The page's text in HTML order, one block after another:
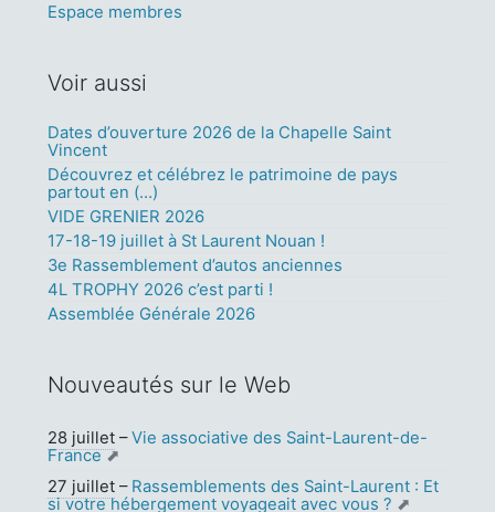
Espace membres
Voir aussi
Dates d’ouverture 2026 de la Chapelle Saint
Vincent
Découvrez et célébrez le patrimoine de pays
partout en (…)
VIDE GRENIER 2026
17-18-19 juillet à St Laurent Nouan !
3e Rassemblement d’autos anciennes
4L TROPHY 2026 c’est parti !
Assemblée Générale 2026
Nouveautés sur le Web
28 juillet –Vie associative des Saint-Laurent-de-
France
27 juillet – Rassemblements des Saint-Laurent : Et
si votre hébergement voyageait avec vous ?